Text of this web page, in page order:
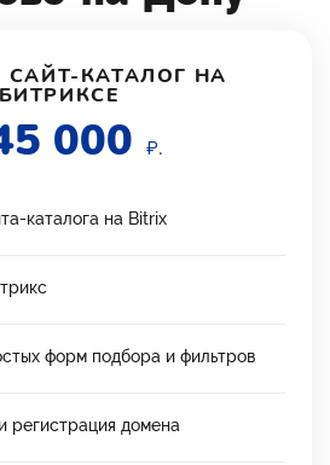
САЙТ-КАТАЛОГ НА
БИТРИКСЕ
000 ₽.
каталога на Bitrix
форм подбора и фильтров
регистрация домена